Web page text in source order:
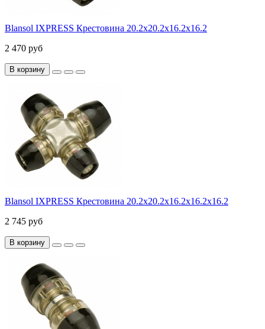
Blansol IXPRESS Крестовина 20.2х20.2х16.2х16.2
2 470 руб
В корзину
Blansol IXPRESS Крестовина 20.2х20.2х16.2х16.2х16.2
2 745 руб
В корзину